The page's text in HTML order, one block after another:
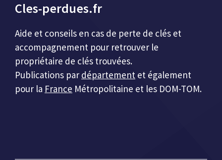
Cles-perdues.fr
Aide et conseils en cas de perte de clés et
accompagnement pour retrouver le
propriétaire de clés trouvées.
Publications par département et également
pour la France Métropolitaine et les DOM-TOM.